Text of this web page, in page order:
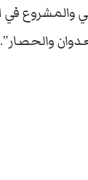
والمشروع في
والحصار”.